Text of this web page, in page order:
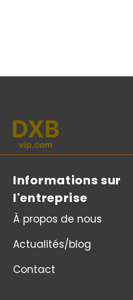
Informations sur
l'entreprise
À propos de nous
Actualités/blog
Contact